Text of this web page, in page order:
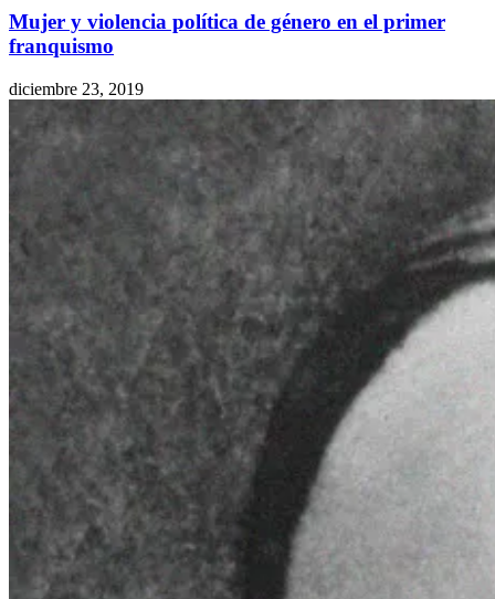
Mujer y violencia política de género en el primer
franquismo
diciembre 23, 2019